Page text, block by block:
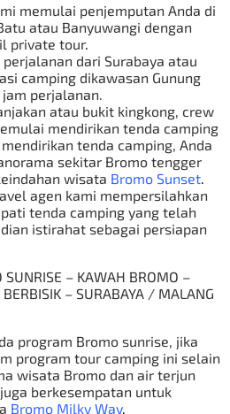
memulai penjemputan Anda di
atau Banyuwangi dengan
private tour.
dari Surabaya atau
camping dikawasan Gunung
perjalanan.
atau bukit kingkong, crew
mendirikan tenda camping
tenda camping, Anda
sekitar Bromo tengger
wisata Bromo Sunset
agen kami mempersilahkan
tenda camping yang telah
istirahat sebagai persiapan
SUNRISE – KAWAH BROMO –
– SURABAYA / MALANG
program Bromo sunrise, jika
program tour camping ini selain
wisata Bromo dan air terjun
berkesempatan untuk
Bromo Milky Way.